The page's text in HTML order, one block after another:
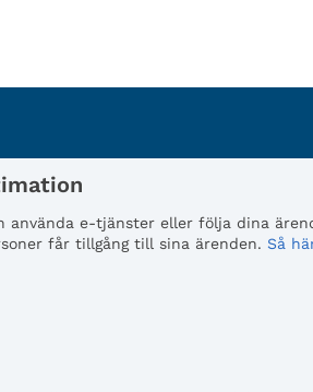
använda e-tjänster eller följa dina
får tillgång till sina ärenden. Så